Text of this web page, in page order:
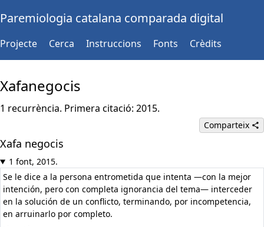
Paremiologia catalana comparada digital
Projecte Cerca Instruccions Fonts Crèdits
Xafanegocis
1 recurrència. Primera citació: 2015.
Comparteix
Xafa negocis
1 font, 2015.
Se le dice a la persona entrometida que intenta —con la mejor
intención, pero con completa ignorancia del tema— interceder
en la solución de un conflicto, terminando, por incompetencia,
en arruinarlo por completo.